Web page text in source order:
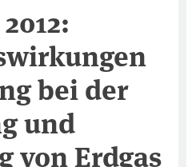
bei der
und
von Erdgas